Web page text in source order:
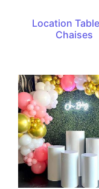
Location
Chaises